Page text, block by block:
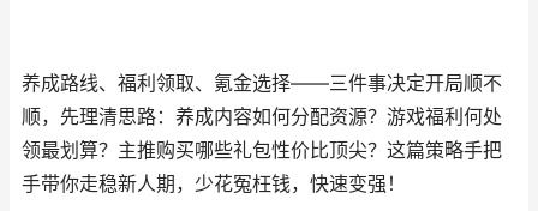
养成路线、福利领取、氪金选择——三件事决定开局顺不
顺，先理清思路：养成内容如何分配资源？游戏福利何处
领最划算？主推购买哪些礼包性价比顶尖？这篇策略手把
手带你走稳新人期，少花冤枉钱，快速变强！